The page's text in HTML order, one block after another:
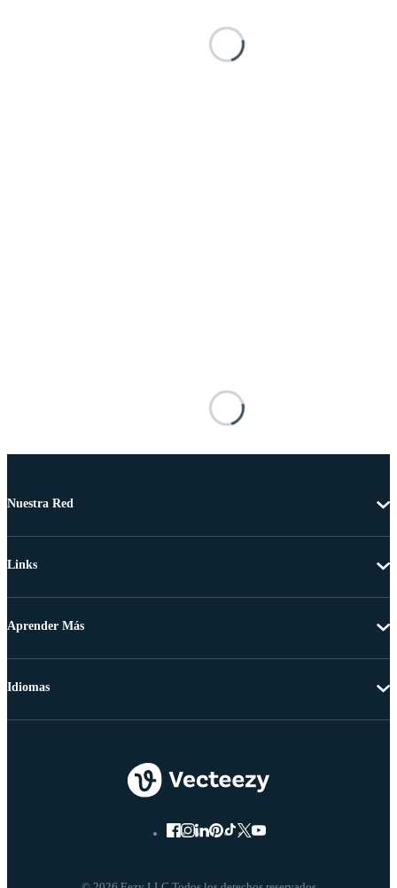
Nuestra Red
Links
Aprender Más
Idiomas